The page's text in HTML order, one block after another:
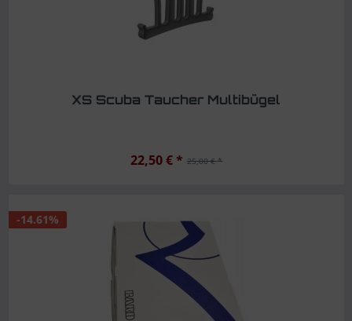
XS Scuba Taucher Multibügel
25,00 € *
22,50 € *
-14.61%